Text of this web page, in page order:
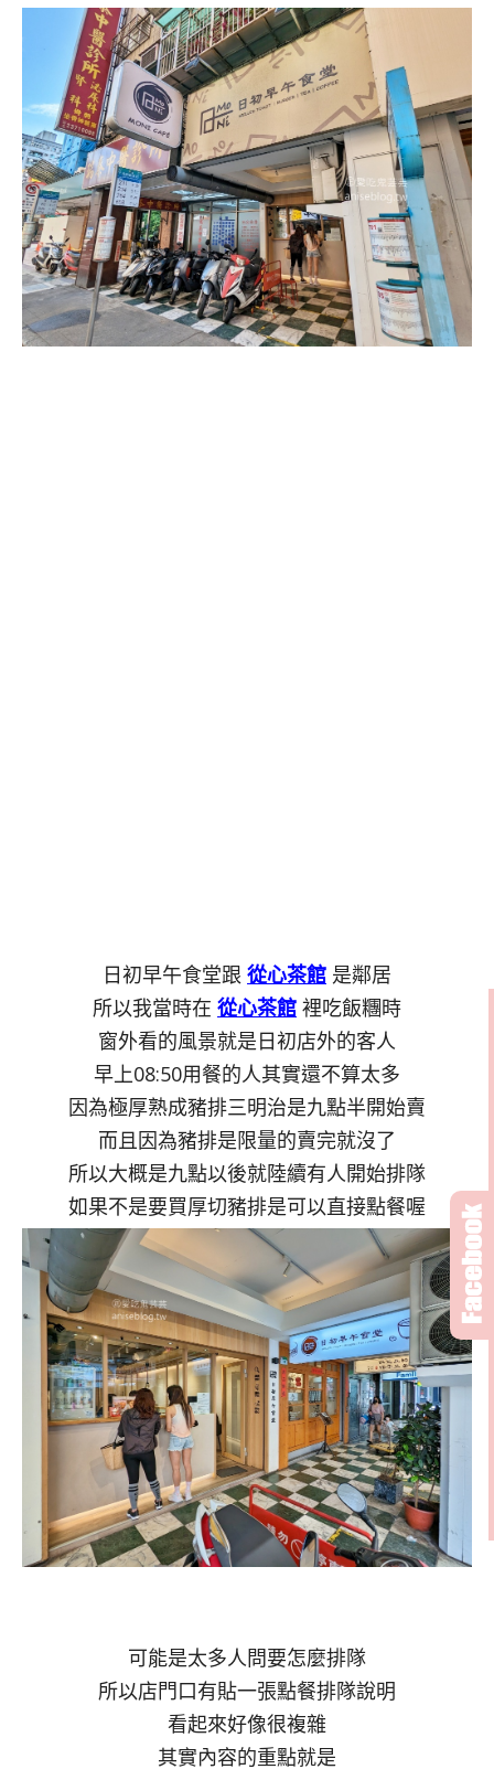
日初早午食堂跟 從心茶館 是鄰居
所以我當時在 從心茶館 裡吃飯糰時
窗外看的風景就是日初店外的客人
早上08:50用餐的人其實還不算太多
因為極厚熟成豬排三明治是九點半開始賣
而且因為豬排是限量的賣完就沒了
所以大概是九點以後就陸續有人開始排隊
如果不是要買厚切豬排是可以直接點餐喔
可能是太多人問要怎麼排隊
所以店門口有貼一張點餐排隊說明
看起來好像很複雜
其實內容的重點就是